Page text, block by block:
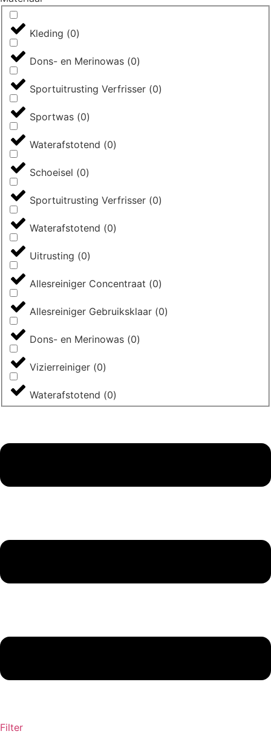
Kleding (0)
Dons- en Merinowas (0)
Sportuitrusting Verfrisser (0)
Sportwas (0)
Waterafstotend (0)
Schoeisel (0)
Sportuitrusting Verfrisser (0)
Waterafstotend (0)
Uitrusting (0)
Allesreiniger Concentraat (0)
Allesreiniger Gebruiksklaar (0)
Dons- en Merinowas (0)
Vizierreiniger (0)
Waterafstotend (0)
Filter